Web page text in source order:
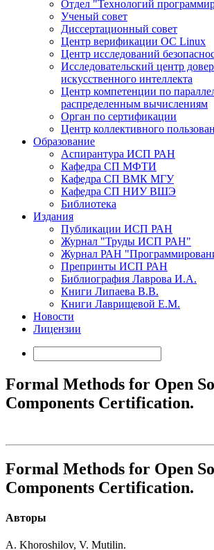
Отдел "Технологий
Ученый совет
Диссертационный совет
Центр верификации ОС Linux
Центр исследований
Исследовательский центр
искусственного интеллекта
Центр компетенции по
распределенным вычислениям
Орган по сертификации
Центр коллективного
Образование
Аспирантура ИСП РАН
Кафедра СП МФТИ
Кафедра СП ВМК МГУ
Кафедра СП НИУ ВШЭ
Библиотека
Издания
Публикации ИСП РАН
Журнал "Труды ИСП РАН"
Журнал РАН
Препринты ИСП РАН
Библиография Лаврова И.А.
Книги Липаева В.В.
Книги Лаврищевой Е.М.
Новости
Лицензии
Formal Methods for Open
Components Certification.
Formal Methods for Open
Components Certification.
Авторы
A. Khoroshilov, V. Mutilin.